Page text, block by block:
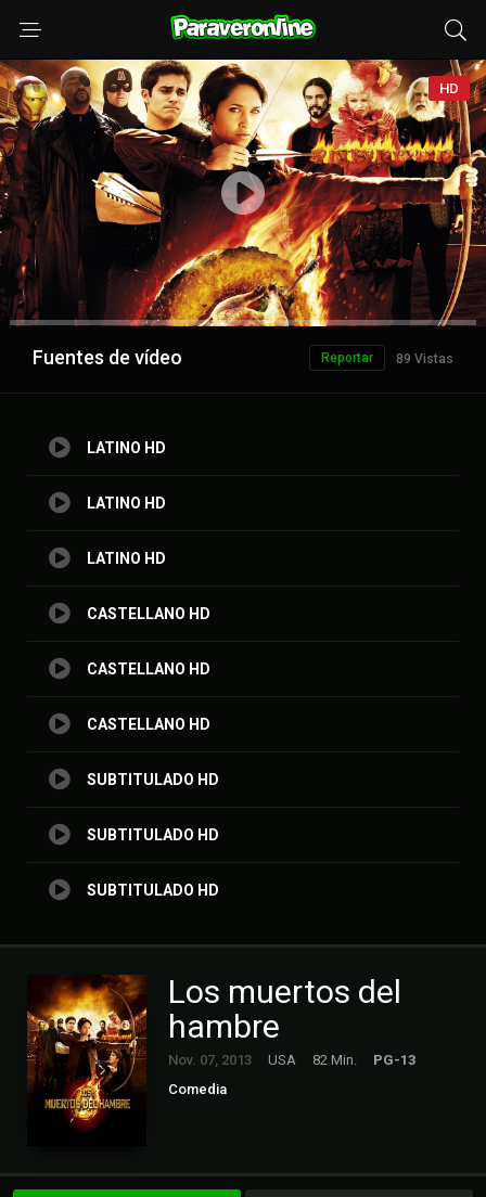
HD
Anuncio
Fuentes de vídeo 89 Vistas
Reportar
LATINO HD
LATINO HD
LATINO HD
CASTELLANO HD
CASTELLANO HD
CASTELLANO HD
SUBTITULADO HD
SUBTITULADO HD
SUBTITULADO HD
Los muertos del
hambre
Nov. 07, 2013 USA 82 Min.
PG-13
Comedia